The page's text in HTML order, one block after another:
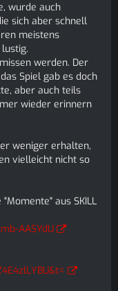
wurde auch
sich aber schnell
meistens
werden. Der
Spiel gab es doch
aber auch teils
wieder erinnern
weniger erhalten,
vielleicht nicht so
aus SKILL
AASYdU